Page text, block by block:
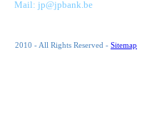
Mail: jp@jpbank.be
2010 - All Rights Reserved - Sitemap